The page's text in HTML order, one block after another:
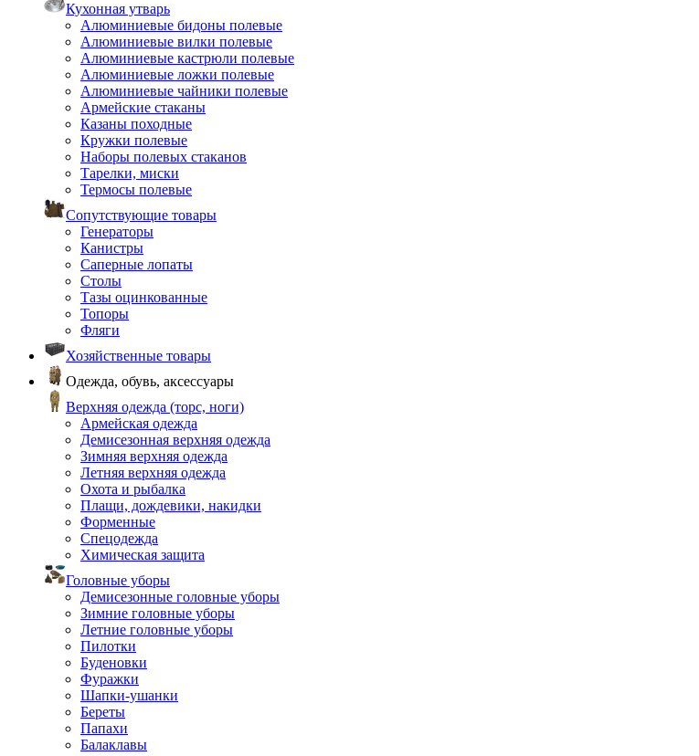
Кухонная утварь
Алюминиевые бидоны полевые
Алюминиевые вилки полевые
Алюминиевые кастрюли полевые
Алюминиевые ложки полевые
Алюминиевые чайники полевые
Армейские стаканы
Казаны походные
Кружки полевые
Наборы полевых стаканов
Тарелки, миски
Термосы полевые
Сопутствующие товары
Генераторы
Канистры
Саперные лопаты
Столы
Тазы оцинкованные
Топоры
Фляги
Хозяйственные товары
Одежда, обувь, аксессуары
Верхняя одежда (торс, ноги)
Армейская одежда
Демисезонная верхняя одежда
Зимняя верхняя одежда
Летняя верхняя одежда
Охота и рыбалка
Плащи, дождевики, накидки
Форменные
Спецодежда
Химическая защита
Головные уборы
Демисезонные головные уборы
Зимние головные уборы
Летние головные уборы
Пилотки
Буденовки
Фуражки
Шапки-ушанки
Береты
Папахи
Балаклавы